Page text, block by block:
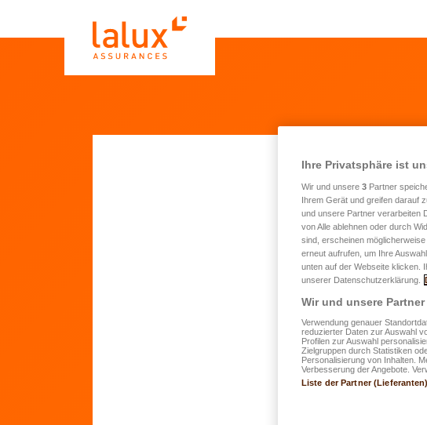
Sie haben
LALUX-VIE
Ruhestand
Um welchen
erhöhen?
Der
steuerlich
Ihre Privatsphäre ist
Wir und unsere 3 Partner
Ihrem Gerät und greifen darauf
und unsere Partner verarbeiten
von Alle ablehnen oder durch
sind, erscheinen
erneut aufrufen, um Ihre
unten auf der Webseite klicken.
unserer Datenschutzerklärung.
Wir und unsere
Verwendung genauer
reduzierter Daten zur Auswahl
Profilen zur Auswahl
Zielgruppen durch Statistiken
Personalisierung von Inhalten.
Verbesserung der Angebote.
Liste der Partner (Lieferanten)